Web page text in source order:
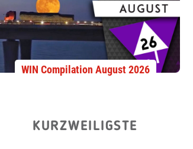
WIN Compilation August 2026
KURZWEILIGSTE